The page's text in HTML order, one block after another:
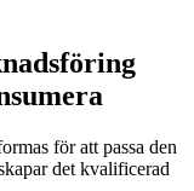
för att passa den
det kvalificerad